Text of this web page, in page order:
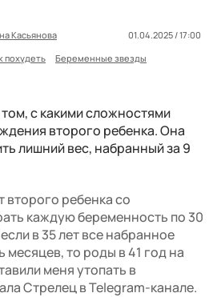
Касьянова
01.04.2025 / 17:00
похудеть Беременные звезды
с какими сложностями
второго ребенка. Она
лишний вес, набранный за 9
второго ребенка со
каждую беременность по 30
в 35 лет все набранное
месяцев, то роды в 41 год на
меня утопать в
Стрелец в Telegram-канале.